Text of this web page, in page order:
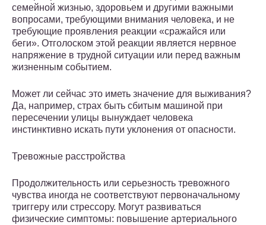
семейной жизнью, здоровьем и другими важными
вопросами, требующими внимания человека, и не
требующие проявления реакции «сражайся или
беги». Отголоском этой реакции является нервное
напряжение в трудной ситуации или перед важным
жизненным событием.
Может ли сейчас это иметь значение для выживания?
Да, например, страх быть сбитым машиной при
пересечении улицы вынуждает человека
инстинктивно искать пути уклонения от опасности.
Тревожные расстройства
Продолжительность или серьезность тревожного
чувства иногда не соответствуют первоначальному
триггеру или стрессору. Могут развиваться
физические симптомы: повышение артериального